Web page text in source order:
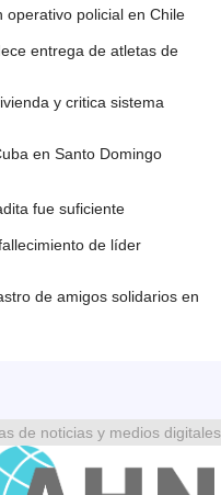
operativo policial en Chile
entrega de atletas de
y critica sistema
en Santo Domingo
fue suficiente
de líder
de amigos solidarios en
de noticias y medios digitales